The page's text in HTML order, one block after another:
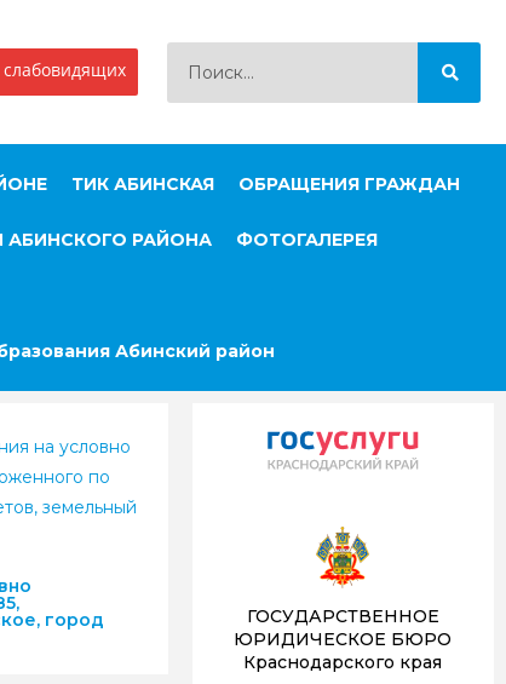
ТИК АБИНСКАЯ ОБРАЩЕНИЯ ГРАЖДАН
АБИНСКОГО РАЙОНА ФОТОГАЛЕРЕЯ
Абинский район
на условно
по
земельный
город
ГОСУДАРСТВЕННОЕ
ЮРИДИЧЕСКОЕ БЮРО
Краснодарского края